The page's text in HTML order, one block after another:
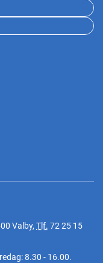
Valby, Tlf. 72 25 15
8.30 - 16.00.